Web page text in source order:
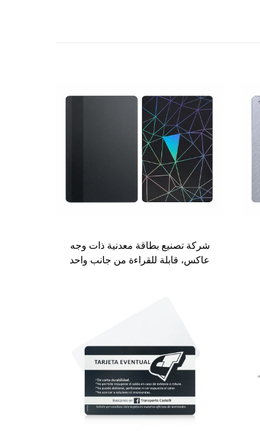
شركة تصنيع بطاقة معدنية ذات وجه
عاكس، قابلة للقراءة من جانب واحد